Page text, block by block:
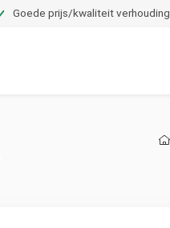
Goede prijs/kwaliteit verhouding